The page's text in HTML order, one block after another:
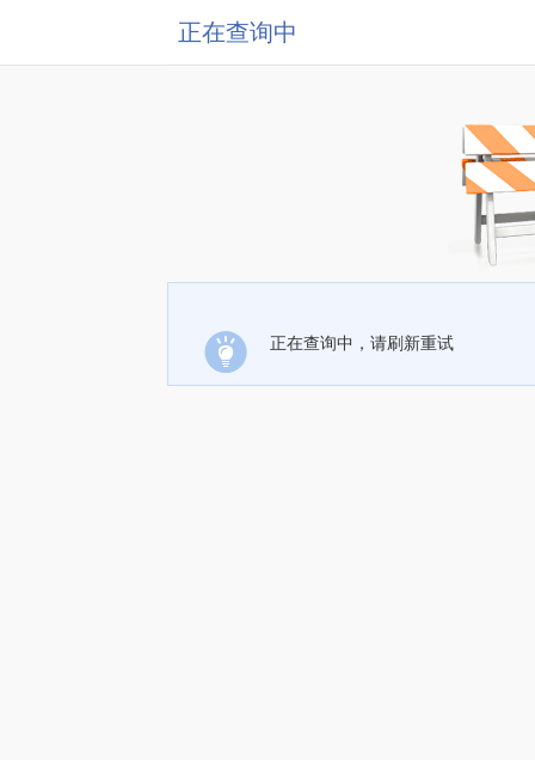
正在查询中
正在查询中，请刷新重试